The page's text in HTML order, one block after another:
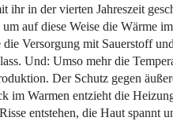
ihr in der vierten Jahreszeit
auf diese Weise die Wärme
Versorgung mit Sauerstoff
Und: Umso mehr die
Der Schutz gegen
im Warmen entzieht die
entstehen, die Haut spannt